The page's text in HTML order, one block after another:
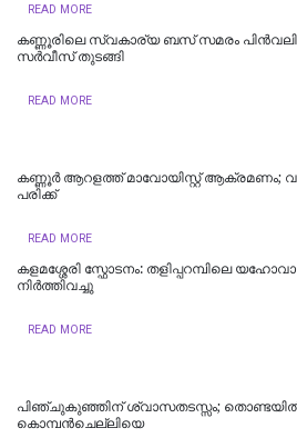
READ MORE
കണ്ണൂരിലെ സ്വകാര്യ ബസ് സമരം
സർവീസ് തുടങ്ങി
READ MORE
കണ്ണൂർ ആറളത്ത് മാവോയിസ്റ്റ് ആക്രമണം;
പരിക്ക്
READ MORE
കളമശ്ശേരി സ്ഫോടനം: തളിപ്പറമ്പിലെ
നിർത്തിവച്ചു
READ MORE
പിഞ്ചുകുഞ്ഞിന് ശ്വാസതടസ്സം; തൊണ്ടയിൽ
കൊമ്പൻചെല്ലിയെ